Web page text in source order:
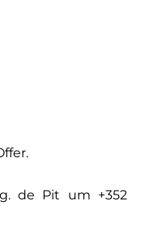
de Pit um +352